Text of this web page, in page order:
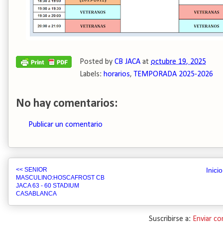
Posted by CB JACA at octubre 19, 2025
Labels: horarios, TEMPORADA 2025-2026
No hay comentarios:
Publicar un comentario
<< SENIOR
MASCULINO:HOSCAFROST CB
JACA 63 - 60 STADIUM
CASABLANCA
Inicio
Suscribirse a: Enviar